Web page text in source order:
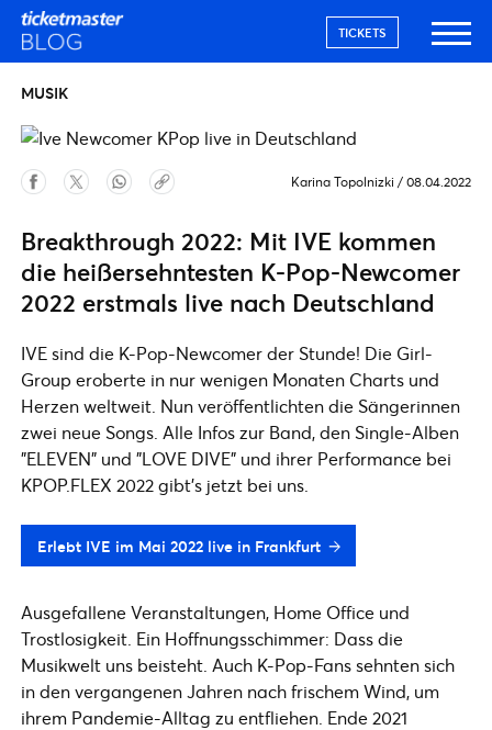
TICKETS
MUSIK
Karina Topolnizki / 08.04.2022
Breakthrough 2022: Mit IVE kommen
die heißersehntesten K-Pop-Newcomer
2022 erstmals live nach Deutschland
IVE sind die K-Pop-Newcomer der Stunde! Die Girl-
Group eroberte in nur wenigen Monaten Charts und
Herzen weltweit. Nun veröffentlichten die Sängerinnen
zwei neue Songs. Alle Infos zur Band, den Single-Alben
"ELEVEN" und "LOVE DIVE" und ihrer Performance bei
KPOP.FLEX 2022 gibt's jetzt bei uns.
Erlebt IVE im Mai 2022 live in Frankfurt
Ausgefallene Veranstaltungen, Home Office und
Trostlosigkeit. Ein Hoffnungsschimmer: Dass die
Musikwelt uns beisteht. Auch K-Pop-Fans sehnten sich
in den vergangenen Jahren nach frischem Wind, um
ihrem Pandemie-Alltag zu entfliehen. Ende 2021